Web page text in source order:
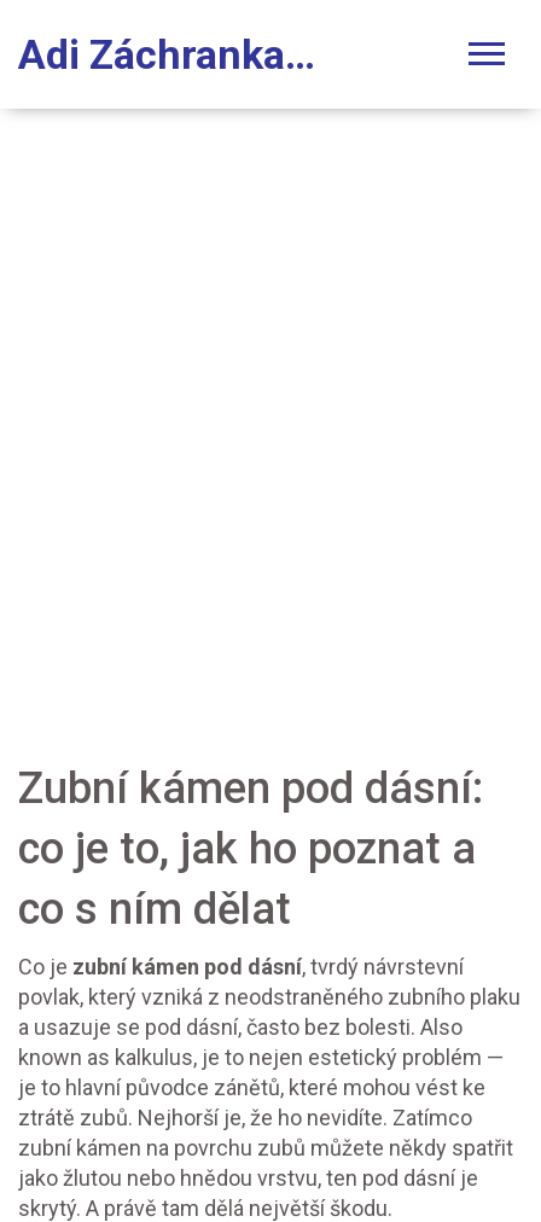
Adi Záchranka Stomatologie
Zubní kámen pod dásní:
co je to, jak ho poznat a
co s ním dělat
Co je zubní kámen pod dásní,tvrdý návrstevní
povlak, který vzniká z neodstraněného zubního plaku
a usazuje se pod dásní, často bez bolesti. Also
known as kalkulus, je to nejen estetický problém —
je to hlavní původce zánětů, které mohou vést ke
ztrátě zubů. Nejhorší je, že ho nevidíte. Zatímco
zubní kámen na povrchu zubů můžete někdy spatřit
jako žlutou nebo hnědou vrstvu, ten pod dásní je
skrytý. A právě tam dělá největší škodu.